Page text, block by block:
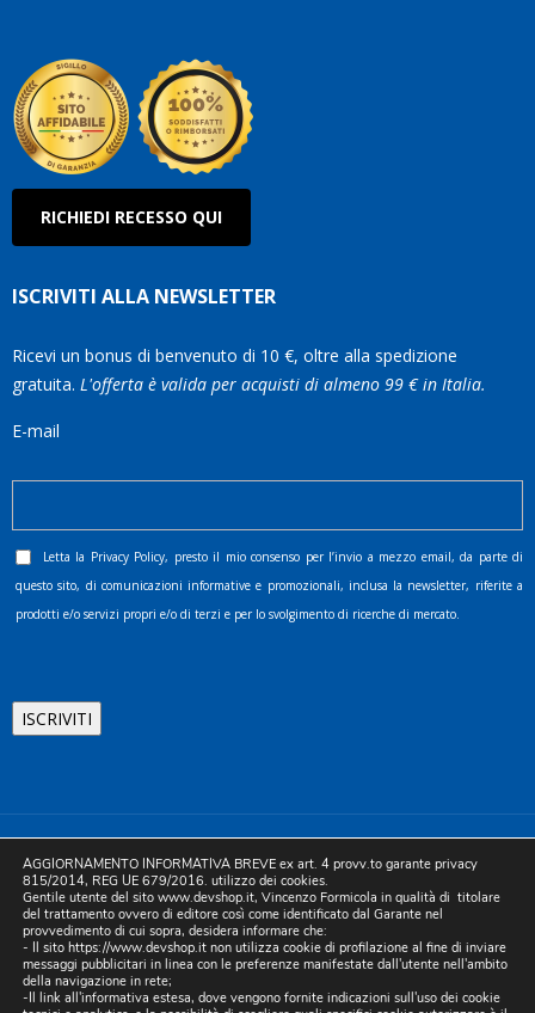
RICHIEDI RECESSO QUI
ISCRIVITI ALLA NEWSLETTER
Ricevi un bonus di benvenuto di 10 €, oltre alla spedizione
gratuita. L'offerta è valida per acquisti di almeno 99 € in Italia.
E-mail
Letta la Privacy Policy, presto il mio consenso per l’invio a mezzo email, da parte di
questo sito, di comunicazioni informative e promozionali, inclusa la newsletter, riferite a
prodotti e/o servizi propri e/o di terzi e per lo svolgimento di ricerche di mercato.
80055 Portici (NA). pec: devinternational@pec.it P.IVA
05754741212 | REA NA-773826 | Capitale sociale 10.000 euro i.v.
| Developed by Digital & Viral
AGGIORNAMENTO INFORMATIVA BREVE ex art. 4 provv.to garante privacy
815/2014, REG UE 679/2016. utilizzo dei cookies.
Gentile utente del sito www.devshop.it, Vincenzo Formicola in qualità di titolare
del trattamento ovvero di editore così come identificato dal Garante nel
provvedimento di cui sopra, desidera informare che:
- Il sito https://www.devshop.it non utilizza cookie di profilazione al fine di inviare
messaggi pubblicitari in linea con le preferenze manifestate dall'utente nell'ambito
della navigazione in rete;
-Il link all'informativa estesa, dove vengono fornite indicazioni sull'uso dei cookie